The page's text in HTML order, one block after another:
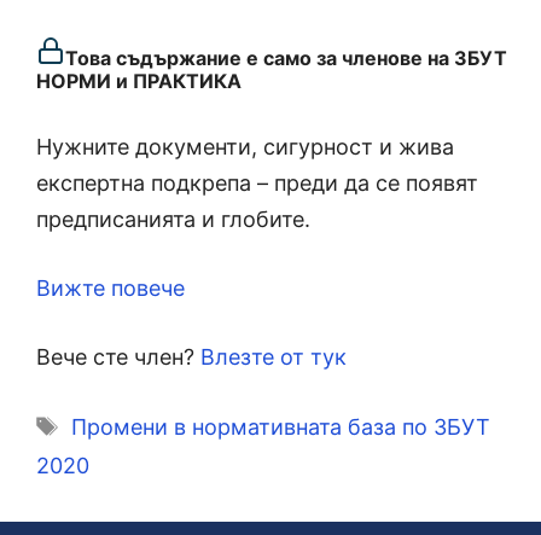
Това съдържание е само за членове на ЗБУТ
НОРМИ и ПРАКТИКА
Нужните документи, сигурност и жива
експертна подкрепа – преди да се появят
предписанията и глобите.
Вижте повече
Вече сте член? Влезте от тук
Етикети
Промени в нормативната база по ЗБУТ
2020